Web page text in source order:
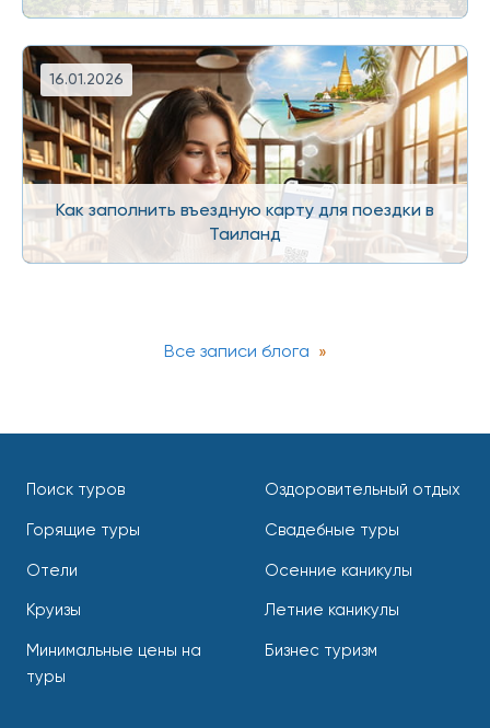
16.01.2026
Как заполнить въездную карту для поездки в
Таиланд
Все записи блога
Поиск туров
Горящие туры
Отели
Круизы
Минимальные цены на
туры
Оздоровительный отдых
Свадебные туры
Осенние каникулы
Летние каникулы
Бизнес туризм